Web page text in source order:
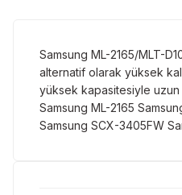
Samsung ML-2165/MLT-
alternatif olarak yüksek
yüksek kapasitesiyle uzun
Samsung ML-2165
Samsung SCX-3405FW